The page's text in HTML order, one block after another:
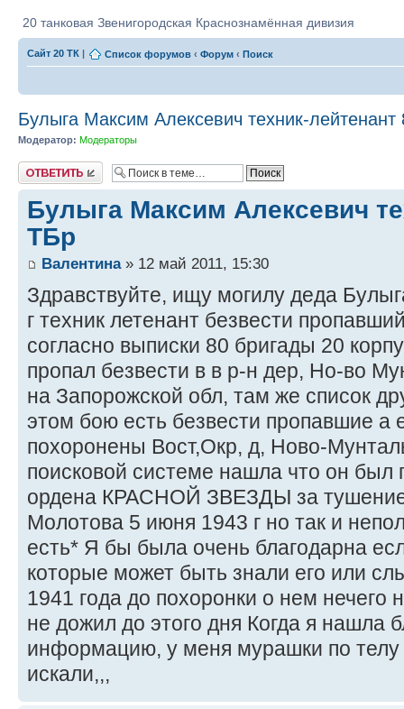
20 танковая Звенигородская Краснознамённая дивизия
Сайт 20 ТК | Список форумов ‹ Форум ‹ Поиск
Булыга Максим Алексевич техник-лейтенант
Модератор: Модераторы
Ответить
Булыга Максим Алексевич
ТБр
Валентина» 12 май 2011, 15:30
Здравствуйте, ищу могилу деда
г техник летенант безвести
согласно выписки 80 бригады 20
пропал безвести в в р-н дер, Но-во
на Запорожской обл, там же список
этом бою есть безвести пропавшие а
похоронены Вост,Окр, д, Ново-
поисковой системе нашла что он был
ордена КРАСНОЙ ЗВЕЗДЫ за
Молотова 5 июня 1943 г но так и
есть* Я бы была очень благодарна
которые может быть знали его или
1941 года до похоронки о нем нечего
не дожил до этого дня Когда я нашла
информацию, у меня мурашки по телу
искали,,,